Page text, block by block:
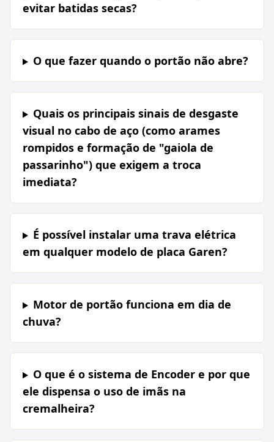
evitar batidas secas?
O que fazer quando o portão não abre?
Quais os principais sinais de desgaste
visual no cabo de aço (como arames
rompidos e formação de "gaiola de
passarinho") que exigem a troca
imediata?
É possível instalar uma trava elétrica
em qualquer modelo de placa Garen?
Motor de portão funciona em dia de
chuva?
O que é o sistema de Encoder e por que
ele dispensa o uso de imãs na
cremalheira?